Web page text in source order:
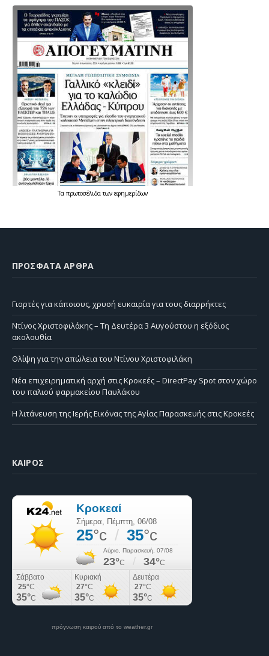
Τα πρωτοσέλιδατων εφημερίδων
ΠΡΌΣΦΑΤΑ ΆΡΘΡΑ
Γιορτές για κάποιους, χρυσή ευκαιρία για τους διαρρήκτες
Ντίνος Χριστοφιλάκης – Τη Δευτέρα 3 Αυγούστου η εξόδιος
ακολουθία
Θλίψη για την απώλεια του Ντίνου Χριστοφιλάκη
Νέα επιχειρηματική αρχή στις Κροκεές – DirectPay Spot στον χώρο
του παλιού φαρμακείου Παυλάκου
Η λιτάνευση της Ιερής Εικόνας της Αγίας Παρασκευής στις Κροκεές
ΚΑΙΡΌΣ
πρόγνωση καιρού από το weather.gr